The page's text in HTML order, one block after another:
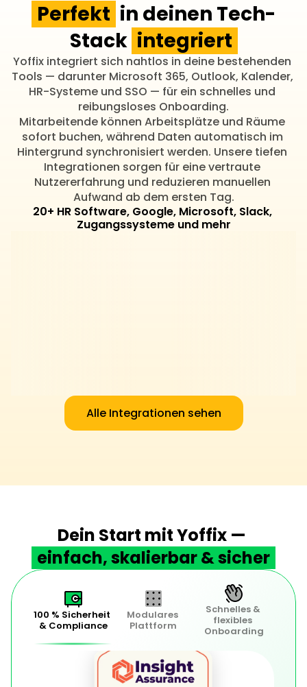
Perfekt in deinen Tech-
Stack integriert
Yoffix integriert sich nahtlos in deine bestehenden
Tools — darunter Microsoft 365, Outlook, Kalender,
HR-Systeme und SSO — für ein schnelles und
reibungsloses Onboarding.
Mitarbeitende können Arbeitsplätze und Räume
sofort buchen, während Daten automatisch im
Hintergrund synchronisiert werden. Unsere tiefen
Integrationen sorgen für eine vertraute
Nutzererfahrung und reduzieren manuellen
Aufwand ab dem ersten Tag.
20+ HR Software, Google, Microsoft, Slack,
Zugangssysteme und mehr
Alle Integrationen sehen
Dein Start mit Yoffix —
einfach, skalierbar & sicher
100 % Sicherheit
& Compliance
Modulares
Plattform
Schnelles &
flexibles
Onboarding